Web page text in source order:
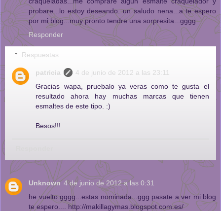
probare...lo estoy deseando. un saludo nena...a te espero
por mi blog...muy pronto tendre una sorpresita...gggg
Responder
Respuestas
patricia
4 de junio de 2012 a las 23:11
Gracias wapa, pruebalo ya veras como te gusta el
resultado ahora hay muchas marcas que tienen
esmaltes de este tipo. :)
Besos!!!
Unknown 4 de junio de 2012 a las 0:31
he vuelto gggg...estas nominada...ggg pasate a ver mi blog
te espero.... http://makillagymas.blogspot.com.es/